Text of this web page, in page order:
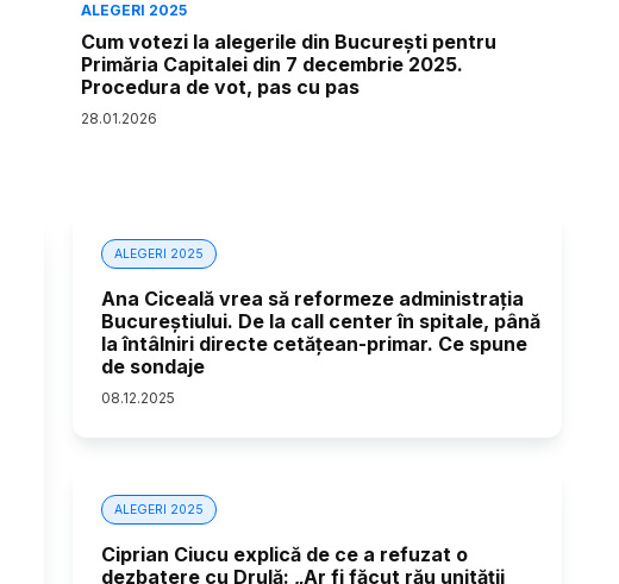
ALEGERI 2025
Cum votezi la alegerile din București pentru
Primăria Capitalei din 7 decembrie 2025.
Procedura de vot, pas cu pas
28.01.2026
ALEGERI 2025
Ana Ciceală vrea să reformeze administrația
Bucureștiului. De la call center în spitale, până
la întâlniri directe cetățean-primar. Ce spune
de sondaje
08.12.2025
ALEGERI 2025
Ciprian Ciucu explică de ce a refuzat o
dezbatere cu Drulă: „Ar fi făcut rău unității